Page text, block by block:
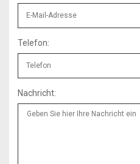
Telefon:
Nachricht: